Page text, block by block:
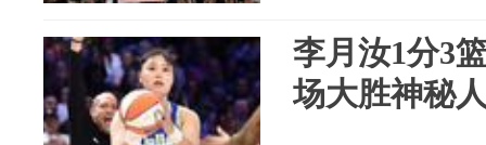
李月汝1分3
场大胜神秘